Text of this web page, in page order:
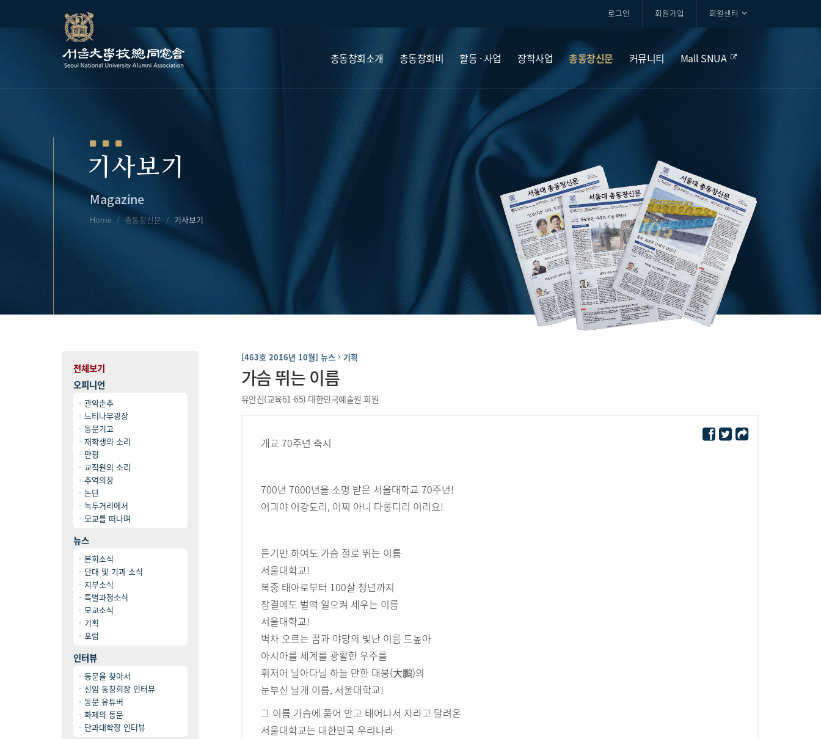
로그인 회원가입 회원센터
총동창회소개 총동창회비 활동 · 사업 장학사업 총동창신문 커뮤니티 Mall SNUA
기사보기
Magazine
Home 총동창신문 기사보기
전체보기
오피니언
관악춘추
느티나무광장
동문기고
재학생의 소리
만평
교직원의 소리
추억의창
논단
녹두거리에서
모교를 떠나며
뉴스
본회소식
단대 및 기과 소식
지부소식
특별과정소식
모교소식
기획
포럼
인터뷰
동문을 찾아서
신임 동창회장 인터뷰
동문 유튜버
화제의 동문
단과대학장 인터뷰
[463호 2016년 10월] 뉴스 기획
가슴 뛰는 이름
유안진(교육61-65) 대한민국예술원 회원
개교 70주년 축시
700년 7000년을 소명 받은 서울대학교 70주년!
어긔야 어강됴리, 어찌 아니 다롱디리 이리요!
듣기만 하여도 가슴 절로 뛰는 이름
서울대학교!
복중 태아로부터 100살 청년까지
잠결에도 벌떡 일으켜 세우는 이름
서울대학교!
벅차 오르는 꿈과 야망의 빛난 이름 드높아
아시아를 세계를 광활한 우주를
휘저어 날아다닐 하늘 만한 대붕(大鵬)의
눈부신 날개 이름, 서울대학교!
그 이름 가슴에 품어 안고 태어나서 자라고 달려온
서울대학교는 대한민국 우리나라